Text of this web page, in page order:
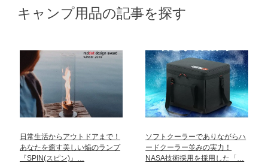
キャンプ用品の記事を探す
日常生活からアウトドアまで！
あなたを癒す美しい焔のランプ
『SPIN(スピン)』…
ソフトクーラーでありながらハ
ードクーラー並みの実力！
NASA技術採用を採用した「…